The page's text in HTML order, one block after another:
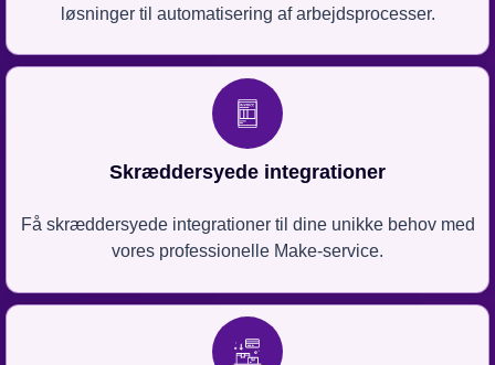
løsninger til automatisering af arbejdsprocesser.
Skræddersyede integrationer
Få skræddersyede integrationer til dine unikke behov med
vores professionelle Make-service.